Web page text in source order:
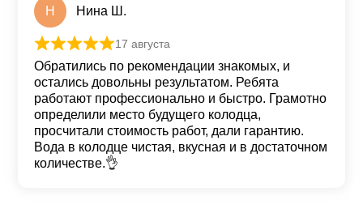
Н Нина Ш.
Оценка из 5
17 августа
Обратились по рекомендации знакомых, и
остались довольны результатом. Ребята
работают профессионально и быстро. Грамотно
определили место будущего колодца,
просчитали стоимость работ, дали гарантию.
Вода в колодце чистая, вкусная и в достаточном
количестве.👌